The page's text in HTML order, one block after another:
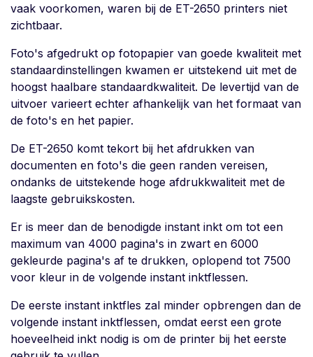
vaak voorkomen, waren bij de ET-2650 printers niet
zichtbaar.
Foto's afgedrukt op fotopapier van goede kwaliteit met
standaardinstellingen kwamen er uitstekend uit met de
hoogst haalbare standaardkwaliteit. De levertijd van de
uitvoer varieert echter afhankelijk van het formaat van
de foto's en het papier.
De ET-2650 komt tekort bij het afdrukken van
documenten en foto's die geen randen vereisen,
ondanks de uitstekende hoge afdrukkwaliteit met de
laagste gebruikskosten.
Er is meer dan de benodigde instant inkt om tot een
maximum van 4000 pagina's in zwart en 6000
gekleurde pagina's af te drukken, oplopend tot 7500
voor kleur in de volgende instant inktflessen.
De eerste instant inktfles zal minder opbrengen dan de
volgende instant inktflessen, omdat eerst een grote
hoeveelheid inkt nodig is om de printer bij het eerste